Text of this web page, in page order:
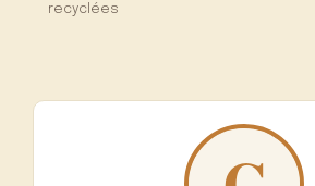
recyclées